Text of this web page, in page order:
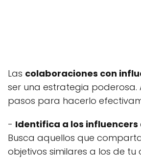
Las colaboraciones con
ser una estrategia poderosa.
pasos para hacerlo
- Identifica a los
Busca aquellos que
objetivos similares a los de tu